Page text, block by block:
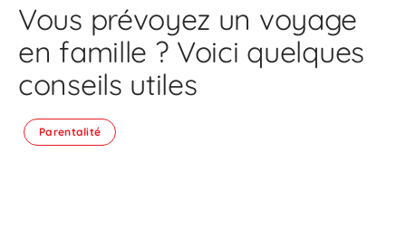
Vous prévoyez un voyage
en famille ? Voici quelques
conseils utiles
Parentalité